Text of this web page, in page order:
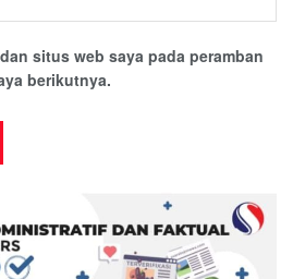
situs web saya pada peramban
berikutnya.